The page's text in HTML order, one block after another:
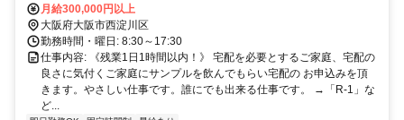
月給300,000円以上
大阪府大阪市西淀川区
勤務時間・曜日: 8:30～17:30
仕事内容: 《残業1日1時間以内！》 宅配を必要とするご家庭、宅配の
良さに気付くご家庭にサンプルを飲んでもらい宅配の お申込みを頂
きます。やさしい仕事です。誰にでも出来る仕事です。 →「R-1」な
ど...